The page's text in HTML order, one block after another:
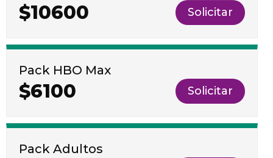
$10600 Solicitar
Pack HBO Max
$6100 Solicitar
Pack Adultos